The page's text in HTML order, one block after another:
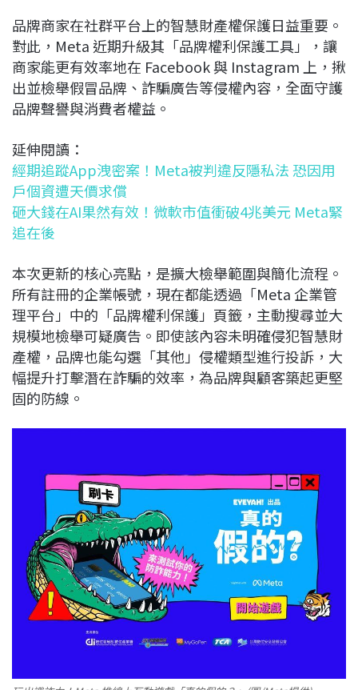
品牌商家在社群平台上的智慧財產權保護日益重要。
對此，Meta 近期升級其「品牌權利保護工具」，讓
商家能更有效率地在 Facebook 與 Instagram 上，揪
出並檢舉假冒品牌、詐騙廣告等侵權內容，全面守護
品牌聲譽與消費者權益。
延伸閱讀：
經期追蹤App洩密案！Meta被判違反隱私法 恐因用
戶個資遭天價求償
砸大錢在AI果然有效！微軟市值衝破4兆美元 Meta緊
追在後
本次更新的核心亮點，是擴大檢舉範圍與簡化流程。
所有註冊的企業帳號，現在都能透過「Meta 企業管
理平台」中的「品牌權利保護」頁籤，主動搜尋並大
規模地檢舉可疑廣告。即使該內容未明確侵犯智慧財
產權，品牌也能勾選「其他」侵權類型進行投訴，大
幅提升打擊潛在詐騙的效率，為品牌與顧客築起更堅
固的防線。